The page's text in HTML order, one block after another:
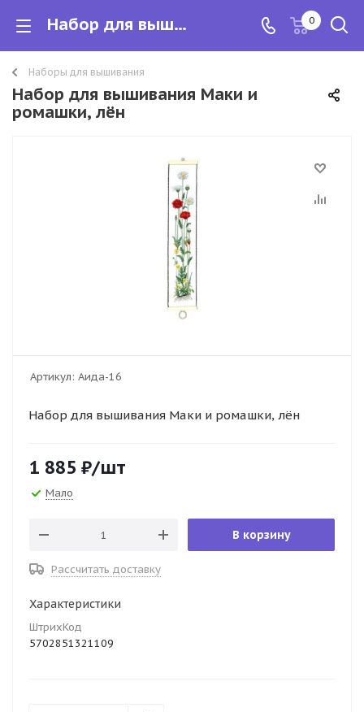
Набор для вышивания Маки и ромашки, лён 0
Наборы для вышивания
Набор для вышивания Маки и
ромашки, лён
Артикул: Аида-16
Набор для вышивания Маки и ромашки, лён
1 885 ₽/шт
Мало
В корзину
Рассчитать доставку
Характеристики
ШтрихКод
5702851321109